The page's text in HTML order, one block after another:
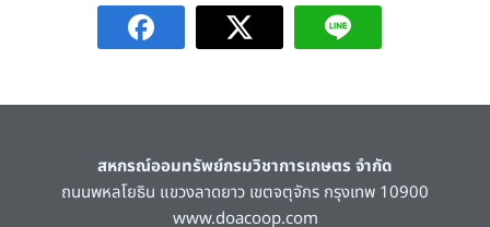
สหกรณ์ออมทรัพย์กรมวิชาการเกษตร จำกัด
ถนนพหลโยธิน แขวงลาดยาว เขตจตุจักร กรุงเทพ 10900
www.doacoop.com